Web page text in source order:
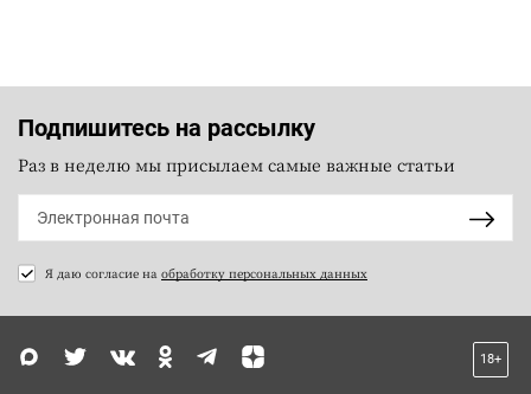
Подпишитесь на рассылку
Раз в неделю мы присылаем самые важные статьи
Я даю согласие на обработку персональных данных
18+